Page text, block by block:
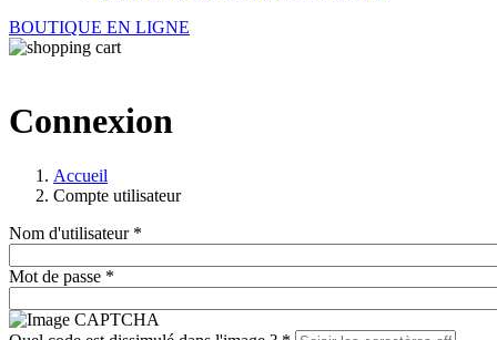
BOUTIQUE EN LIGNE
Connexion
Accueil
Compte utilisateur
Nom d'utilisateur *
Mot de passe *